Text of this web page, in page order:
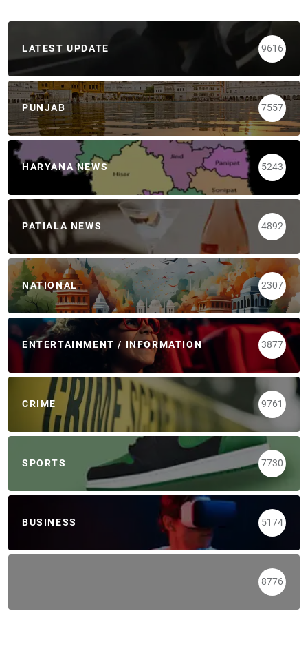
LATEST UPDATE 9616
PUNJAB 7557
HARYANA NEWS 5243
PATIALA NEWS 4892
NATIONAL 2307
ENTERTAINMENT / INFORMATION 3877
CRIME 9761
SPORTS 7730
BUSINESS 5174
8776